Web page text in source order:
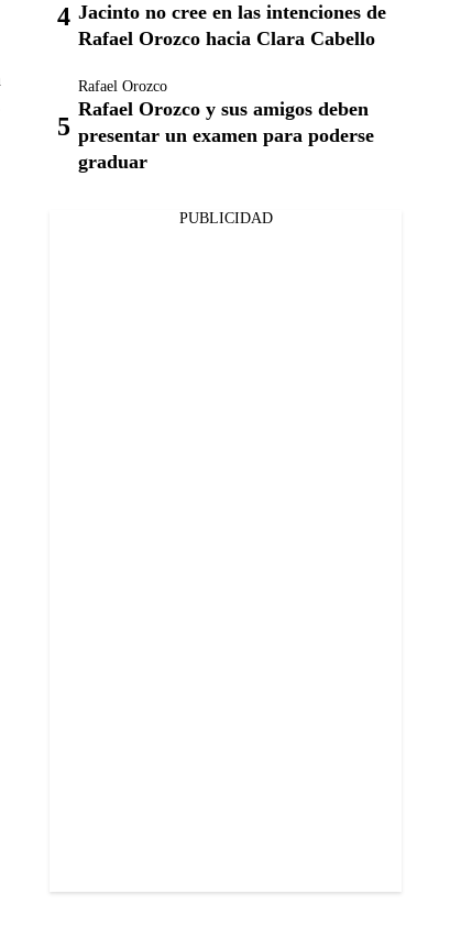
Jacinto no cree en las intenciones de
Rafael Orozco hacia Clara Cabello
Rafael Orozco
Rafael Orozco y sus amigos deben
presentar un examen para poderse
graduar
PUBLICIDAD